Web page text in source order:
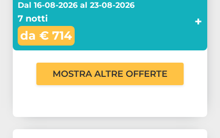
Dal 16-08-2026 al 23-08-2026
7 notti
da € 714
+
MOSTRA ALTRE OFFERTE